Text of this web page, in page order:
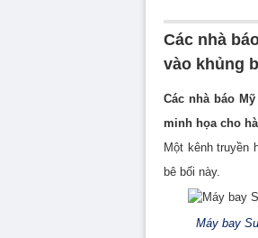
Các nhà
vào khủng
Các nhà báo
minh họa cho
Một kênh truyền
bê bối này.
Máy bay